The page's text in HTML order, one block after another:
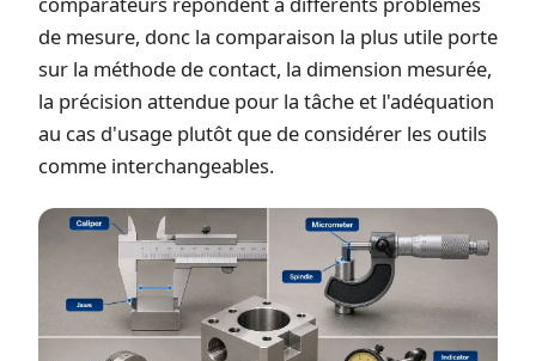
de mesure, donc la comparaison la plus utile porte
sur la méthode de contact, la dimension mesurée,
la précision attendue pour la tâche et l'adéquation
au cas d'usage plutôt que de considérer les outils
comme interchangeables.